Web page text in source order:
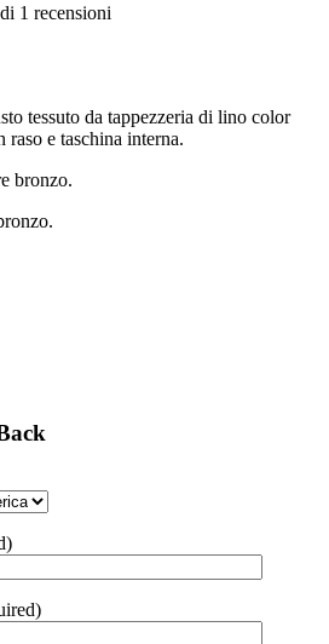
1 recensioni
tessuto da tappezzeria di lino color
raso e taschina interna.
bronzo.